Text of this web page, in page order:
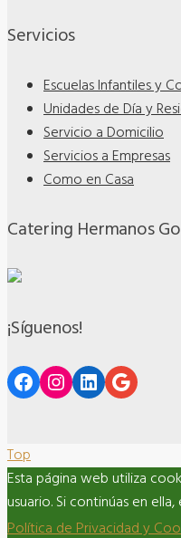
Servicios
Escuelas Infantiles y
Unidades de Día y
Servicio a Domicilio
Servicios a Empresas
Como en Casa
Catering Hermanos
¡Síguenos!
Facebook
Instagram
LinkedIn
Google
Top
Esta página web utiliza
usuario. Si continúas en
Política de Privacidad y